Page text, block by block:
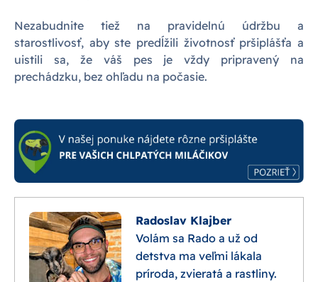
Nezabudnite tiež na pravidelnú údržbu a
starostlivosť, aby ste predĺžili životnosť pršiplášťa a
uistili sa, že váš pes je vždy pripravený na
prechádzku, bez ohľadu na počasie.
Radoslav Klajber
Volám sa Rado a už od
detstva ma veľmi lákala
príroda, zvieratá a rastliny.